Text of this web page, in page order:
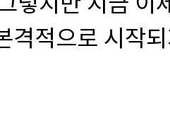
격적으로 시작